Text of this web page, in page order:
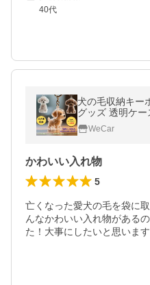
40代
犬の毛収納キー
グッズ 透明ケー
遺毛 ケース 遺
ボトル 犬毛玉入
WeCar
かわいい入れ物
5
亡くなった愛犬の毛を袋に
んなかわいい入れ物がある
た！大事にしたいと思います